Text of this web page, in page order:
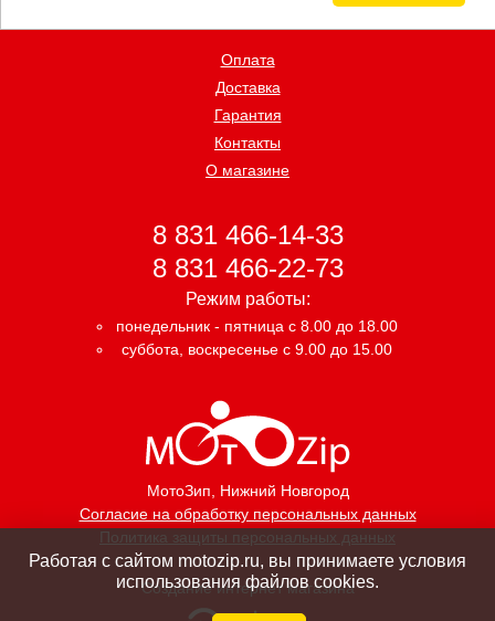
МотоЗип , Нижний Новгород
Согласие на обработку персональных данных
Политика защиты персональных данных
Оплата
Доставка
Гарантия
Контакты
О магазине
8 831 466-14-33
8 831 466-22-73
Режим работы:
понедельник - пятница с 8.00 до 18.00
суббота, воскресенье с 9.00 до 15.00
Создание интернет магазина
Работая с сайтом motozip.ru, вы принимаете условия
использования файлов cookies.